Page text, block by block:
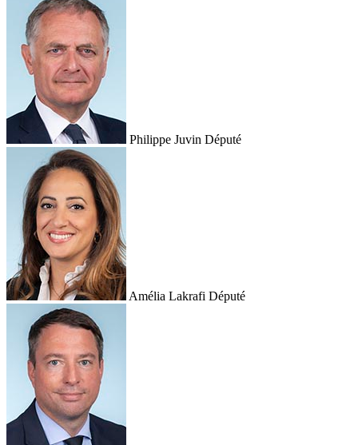
Philippe Juvin Député
Amélia Lakrafi Député